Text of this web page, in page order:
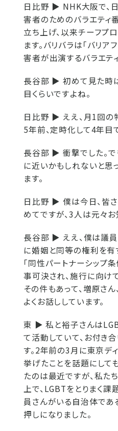
日比野 ▶ NHK大阪で、
害者のためのバラエティ
立ち上げ、以来チーフプ
ます。バリバラは「バリア
害者が出演するバラエテ
長谷部 ▶初めて見た時
目くらいですよね。
日比野 ▶ ええ、月1回の
5年前、定時化して4年目
長谷部 ▶衝撃でした。
に近いかもしれないと思
ます。
日比野 ▶僕は今日、皆
めてですが、3人は元々
長谷部 ▶ ええ、僕は議
に婚姻と同等の権利を
「同性パートナーシップ
事可決され、施行に向け
その件もあって、増原さ
よくお話ししています。
東 ▶私と裕子さんは
て活動していて、お付き
す。2年前の3月に東京デ
挙げたことを話題にして
たのは最近ですが、私た
上で、LGBTをとりまく課
員さんがいる自治体であ
押しになりました。